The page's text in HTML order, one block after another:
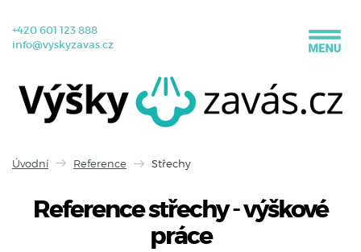
+420 601 123 888
info@vyskyzavas.cz
Úvodní Reference Střechy
Reference střechy - výškové
práce